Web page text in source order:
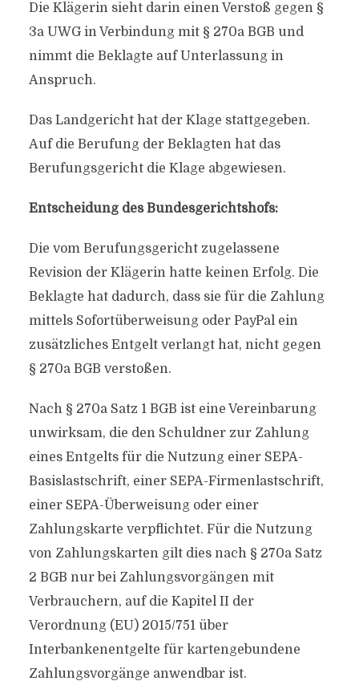
Die Klägerin sieht darin einen Verstoß gegen §
3a UWG in Verbindung mit § 270a BGB und
nimmt die Beklagte auf Unterlassung in
Anspruch.
Das Landgericht hat der Klage stattgegeben.
Auf die Berufung der Beklagten hat das
Berufungsgericht die Klage abgewiesen.
Entscheidung des Bundesgerichtshofs:
Die vom Berufungsgericht zugelassene
Revision der Klägerin hatte keinen Erfolg. Die
Beklagte hat dadurch, dass sie für die Zahlung
mittels Sofortüberweisung oder PayPal ein
zusätzliches Entgelt verlangt hat, nicht gegen
§ 270a BGB verstoßen.
Nach § 270a Satz 1 BGB ist eine Vereinbarung
unwirksam, die den Schuldner zur Zahlung
eines Entgelts für die Nutzung einer SEPA-
Basislastschrift, einer SEPA-Firmenlastschrift,
einer SEPA-Überweisung oder einer
Zahlungskarte verpflichtet. Für die Nutzung
von Zahlungskarten gilt dies nach § 270a Satz
2 BGB nur bei Zahlungsvorgängen mit
Verbrauchern, auf die Kapitel II der
Verordnung (EU) 2015/751 über
Interbankenentgelte für kartengebundene
Zahlungsvorgänge anwendbar ist.